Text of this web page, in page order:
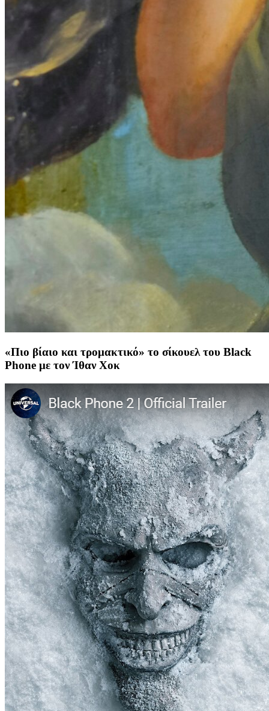
«Πιο βίαιο και τρομακτικό» το σίκουελ του Black
Phone με τον Ίθαν Χοκ